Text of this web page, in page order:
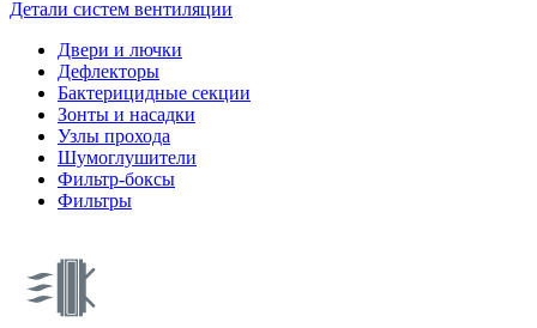
Детали систем вентиляции
Двери и лючки
Дефлекторы
Бактерицидные секции
Зонты и насадки
Узлы прохода
Шумоглушители
Фильтр-боксы
Фильтры